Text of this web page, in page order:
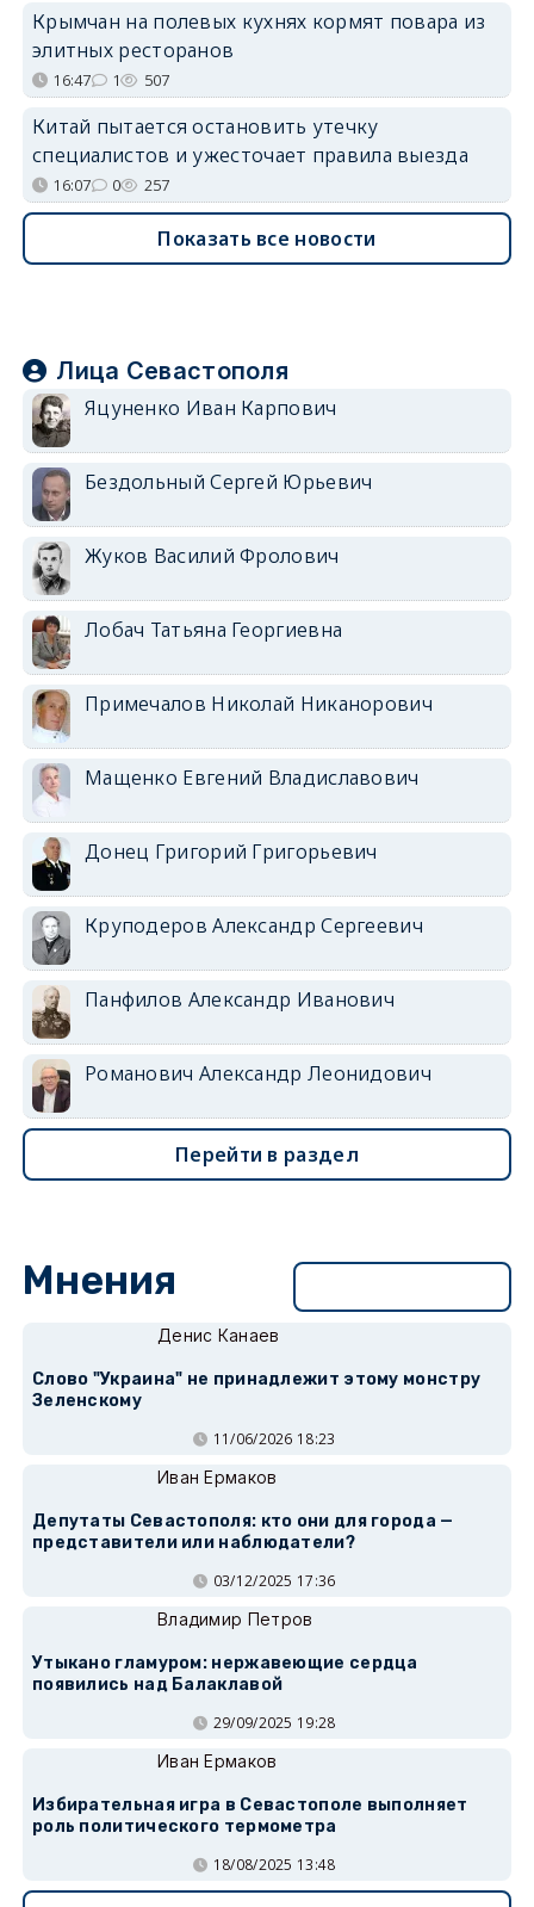
Крымчан на полевых кухнях кормят повара из
элитных ресторанов
16:47 1 507
Китай пытается остановить утечку
специалистов и ужесточает правила выезда
16:07 0 257
Показать все новости
Лица Севастополя
Яцуненко Иван Карпович
Бездольный Сергей Юрьевич
Жуков Василий Фролович
Лобач Татьяна Георгиевна
Примечалов Николай Никанорович
Мащенко Евгений Владиславович
Донец Григорий Григорьевич
Круподеров Александр Сергеевич
Панфилов Александр Иванович
Романович Александр Леонидович
Перейти в раздел
Мнения
Денис Канаев
Слово "Украина" не принадлежит этому монстру
Зеленскому
11/06/2026 18:23
Иван Ермаков
Депутаты Севастополя: кто они для города —
представители или наблюдатели?
03/12/2025 17:36
Владимир Петров
Утыкано гламуром: нержавеющие сердца
появились над Балаклавой
29/09/2025 19:28
Иван Ермаков
Избирательная игра в Севастополе выполняет
роль политического термометра
18/08/2025 13:48